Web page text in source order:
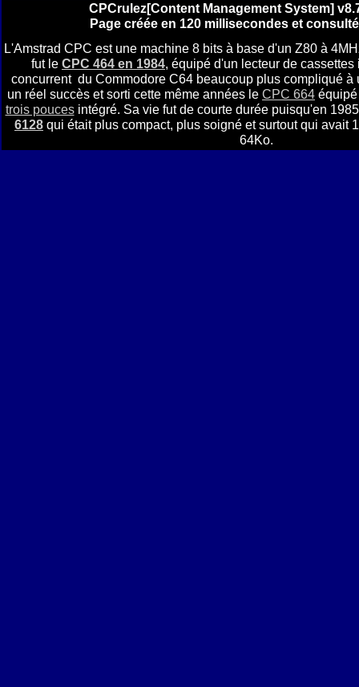
CPCrulez[Content Management System]
Page créée en 120 millisecondes et
L'Amstrad CPC est une machine 8 bits à base d'un Z80 à
fut le CPC 464 en 1984, équipé d'un lecteur de
concurrent du Commodore C64 beaucoup plus compliqué à
un réel succès et sorti cette même années le CPC 664
trois poucesintégré. Sa vie fut de courte durée puisqu'en
6128 qui était plus compact, plus soigné et surtout qui avait
64Ko.